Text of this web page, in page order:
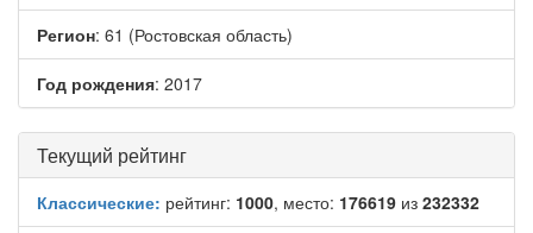
Регион: 61 (Ростовская область)
Год рождения: 2017
Текущий рейтинг
Классические: рейтинг: 1000, место: 176619 из 232332